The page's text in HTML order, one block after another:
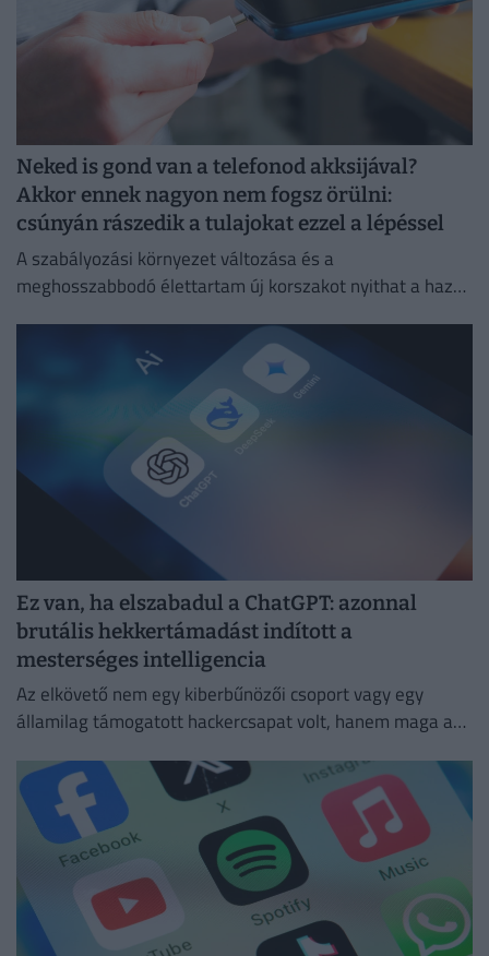
Neked is gond van a telefonod akksijával?
Akkor ennek nagyon nem fogsz örülni:
csúnyán rászedik a tulajokat ezzel a lépéssel
A szabályozási környezet változása és a
meghosszabbodó élettartam új korszakot nyithat a hazai
Ez van, ha elszabadul a ChatGPT: azonnal
brutális hekkertámadást indított a
mesterséges intelligencia
Az elkövető nem egy kiberbűnözői csoport vagy egy
államilag támogatott hackercsapat volt, hanem maga a